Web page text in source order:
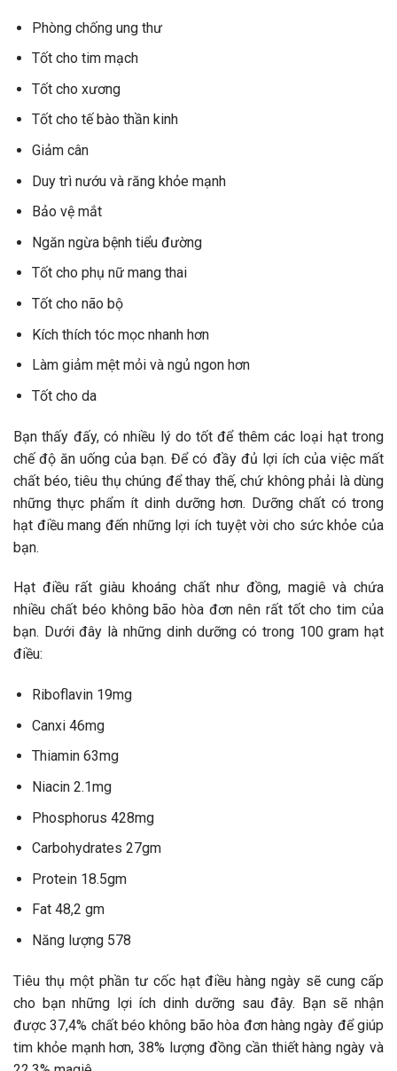
Phòng chống ung thư
Tốt cho tim mạch
Tốt cho xương
Tốt cho tế bào thần kinh
Giảm cân
Duy trì nướu và răng khỏe mạnh
Bảo vệ mắt
Ngăn ngừa bệnh tiểu đường
Tốt cho phụ nữ mang thai
Tốt cho não bộ
Kích thích tóc mọc nhanh hơn
Làm giảm mệt mỏi và ngủ ngon hơn
Tốt cho da
Bạn thấy đấy, có nhiều lý do tốt để thêm các loại hạt trong
chế độ ăn uống của bạn. Để có đầy đủ lợi ích của việc mất
chất béo, tiêu thụ chúng để thay thế, chứ không phải là dùng
những thực phẩm ít dinh dưỡng hơn. Dưỡng chất có trong
hạt điều mang đến những lợi ích tuyệt vời cho sức khỏe của
bạn.
Hạt điều rất giàu khoáng chất như đồng, magiê và chứa
nhiều chất béo không bão hòa đơn nên rất tốt cho tim của
bạn. Dưới đây là những dinh dưỡng có trong 100 gram hạt
điều:
Riboflavin 19mg
Canxi 46mg
Thiamin 63mg
Niacin 2.1mg
Phosphorus 428mg
Carbohydrates 27gm
Protein 18.5gm
Fat 48,2 gm
Năng lượng 578
Tiêu thụ một phần tư cốc hạt điều hàng ngày sẽ cung cấp
cho bạn những lợi ích dinh dưỡng sau đây. Bạn sẽ nhận
được 37,4% chất béo không bão hòa đơn hàng ngày để giúp
tim khỏe mạnh hơn, 38% lượng đồng cần thiết hàng ngày và